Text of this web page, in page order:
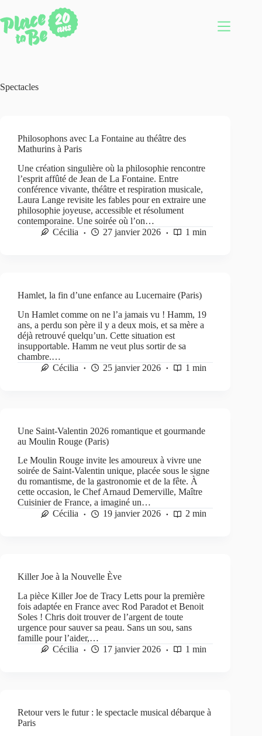
au
contenu
Spectacles
Philosophons avec La Fontaine au théâtre des
Mathurins à Paris
Une création singulière où la philosophie rencontre
l’esprit affûté de Jean de La Fontaine. Entre
conférence vivante, théâtre et respiration musicale,
Laura Lange revisite les fables pour en extraire une
philosophie joyeuse, accessible et résolument
contemporaine. Une soirée où l’on…
Cécilia
27 janvier 2026 1 min
Hamlet, la fin d’une enfance au Lucernaire (Paris)
Un Hamlet comme on ne l’a jamais vu ! Hamm, 19
ans, a perdu son père il y a deux mois, et sa mère a
déjà retrouvé quelqu’un. Cette situation est
insupportable. Hamm ne veut plus sortir de sa
chambre.…
Cécilia
25 janvier 2026 1 min
Une Saint-Valentin 2026 romantique et gourmande
au Moulin Rouge (Paris)
Le Moulin Rouge invite les amoureux à vivre une
soirée de Saint-Valentin unique, placée sous le signe
du romantisme, de la gastronomie et de la fête. À
cette occasion, le Chef Arnaud Demerville, Maître
Cuisinier de France, a imaginé un…
Cécilia
19 janvier 2026 2 min
Killer Joe à la Nouvelle Ève
La pièce Killer Joe de Tracy Letts pour la première
fois adaptée en France avec Rod Paradot et Benoit
Soles ! Chris doit trouver de l’argent de toute
urgence pour sauver sa peau. Sans un sou, sans
famille pour l’aider,…
Cécilia
17 janvier 2026 1 min
Retour vers le futur : le spectacle musical débarque à
Paris